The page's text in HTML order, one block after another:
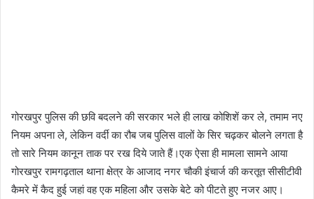
गोरखपुर पुलिस की छवि बदलने की सरकार भले ही लाख कोशिशें कर ले, तमाम नए
नियम अपना ले, लेकिन वर्दी का रौब जब पुलिस वालों के सिर चढ़कर बोलने लगता है
तो सारे नियम कानून ताक पर रख दिये जाते हैं।एक ऐसा ही मामला सामने आया
गोरखपुर रामगढ़ताल थाना क्षेत्र के आजाद नगर चौकी इंचार्ज की करतूत सीसीटीवी
कैमरे में कैद हुई जहां वह एक महिला और उसके बेटे को पीटते हुए नजर आए।